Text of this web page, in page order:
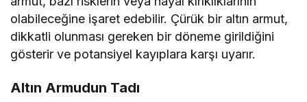
olabileceğine işaret edebilir. Çürük bir altın armut,
dikkatli olunması gereken bir döneme girildiğini
gösterir ve potansiyel kayıplara karşı uyarır.
Altın Armudun Tadı